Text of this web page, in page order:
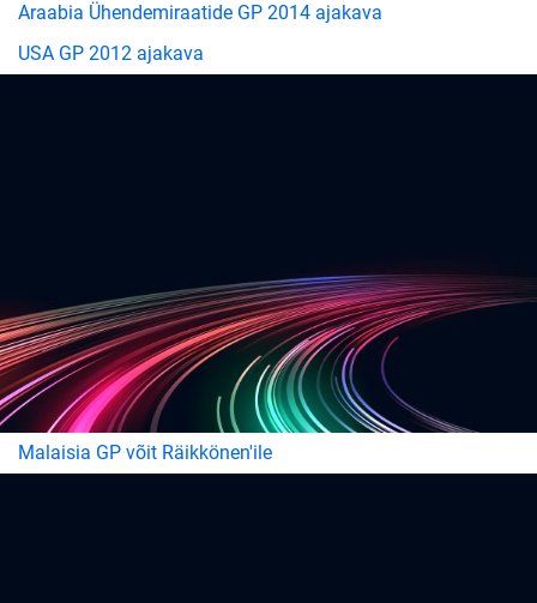
Araabia Ühendemiraatide GP 2014 ajakava
USA GP 2012 ajakava
Malaisia GP võit Räikkönen'ile